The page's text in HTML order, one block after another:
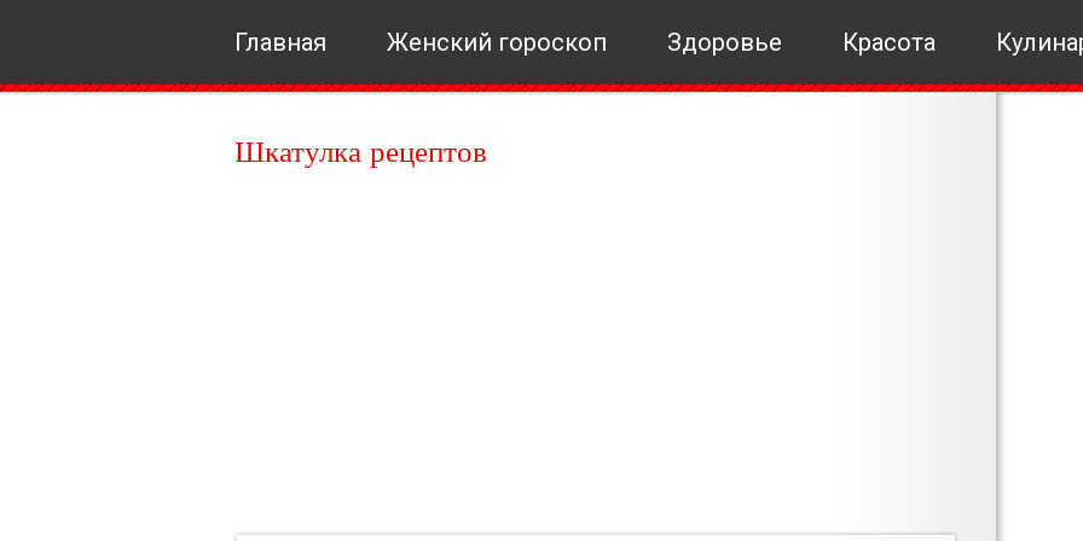
Главная Женский гороскоп Здоровье Красота
Шкатулка рецептов